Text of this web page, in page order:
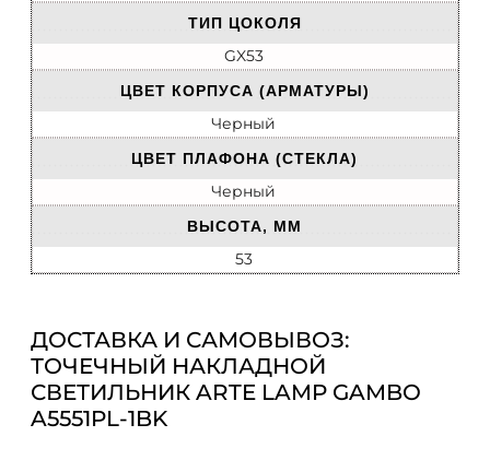
ТИП ЦОКОЛЯ
GX53
ЦВЕТ КОРПУСА (АРМАТУРЫ)
Черный
ЦВЕТ ПЛАФОНА (СТЕКЛА)
Черный
ВЫСОТА, ММ
53
ДОСТАВКА И САМОВЫВОЗ:
ТОЧЕЧНЫЙ НАКЛАДНОЙ
СВЕТИЛЬНИК ARTE LAMP GAMBO
A5551PL-1BK